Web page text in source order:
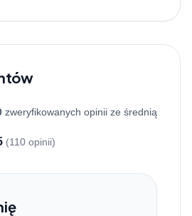
zweryfikowanych opinii ze średnią
(110 opinii)